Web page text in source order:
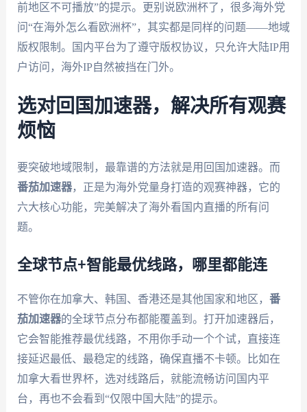
前地区不可播放”的提示。更别说欧洲杯了，很多海外党
问“在海外怎么看欧洲杯”，其实都是同样的问题——地域
版权限制。国内平台为了遵守版权协议，只允许大陆IP用
户访问，海外IP自然被挡在门外。
选对回国加速器，解决所有观赛
烦恼
要突破地域限制，最靠谱的方法就是用回国加速器。而
番茄加速器，正是为海外党量身打造的观赛神器，它的
六大核心功能，完美解决了海外看国内直播的所有问
题。
全球节点+智能最优线路，哪里都能连
不管你在加拿大、韩国、香港还是其他国家和地区， 番
茄加速器的全球节点分布都能覆盖到。打开加速器后，
它会智能推荐最优线路，不用你手动一个个试，直接连
接延迟最低、最稳定的线路，确保直播不卡顿。比如在
加拿大看世界杯，选对线路后，就能流畅访问国内平
台，再也不会看到“仅限中国大陆”的提示。